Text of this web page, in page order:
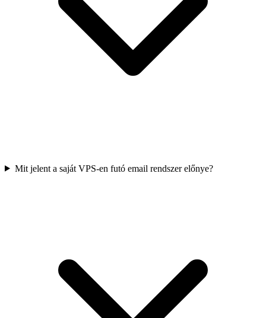
Mit jelent a saját VPS-en futó email rendszer előnye?